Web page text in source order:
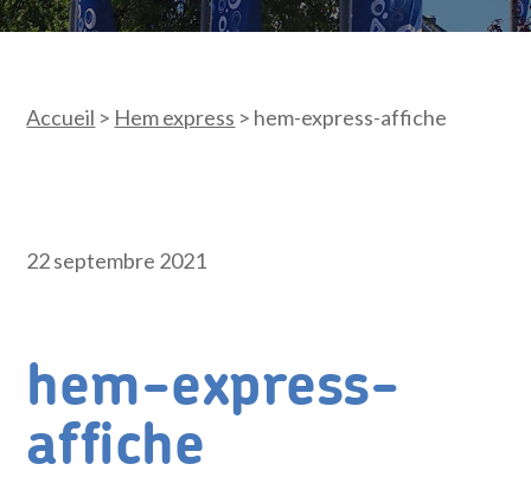
Accueil > Hem express > hem-express-affiche
22 septembre 2021
hem-express-
affiche